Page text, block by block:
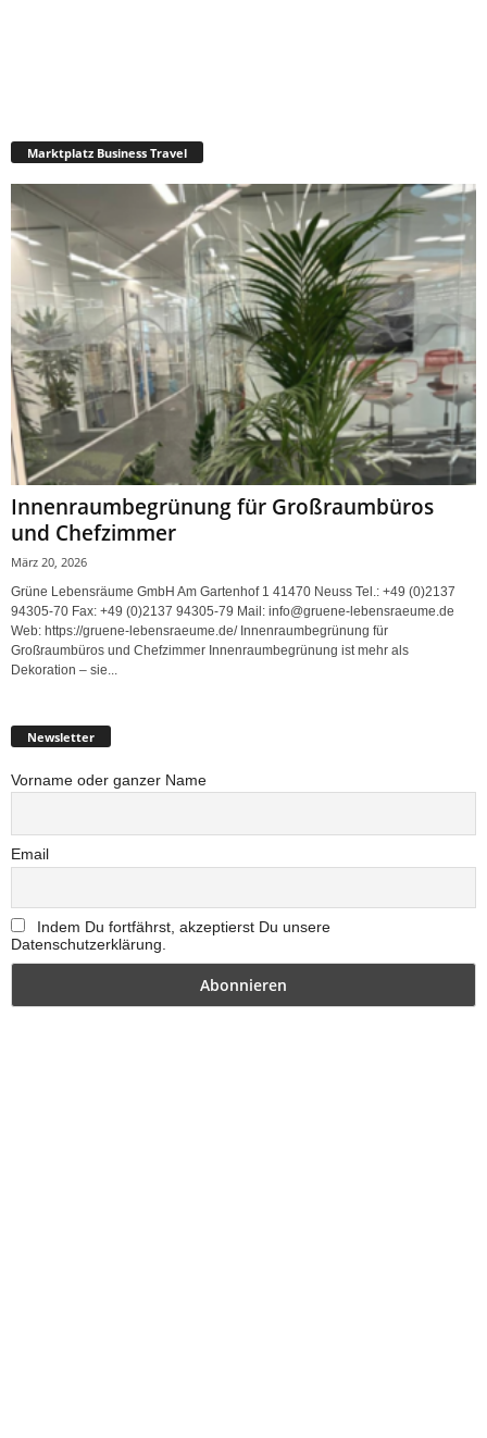
Marktplatz Business Travel
Innenraumbegrünung für Großraumbüros
und Chefzimmer
März 20, 2026
Grüne Lebensräume GmbH Am Gartenhof 1 41470 Neuss Tel.: +49 (0)2137
94305-70 Fax: +49 (0)2137 94305-79 Mail: info@gruene-lebensraeume.de
Web: https://gruene-lebensraeume.de/ Innenraumbegrünung für
Großraumbüros und Chefzimmer Innenraumbegrünung ist mehr als
Dekoration – sie...
Newsletter
Vorname oder ganzer Name
Email
Indem Du fortfährst, akzeptierst Du unsere
Datenschutzerklärung.